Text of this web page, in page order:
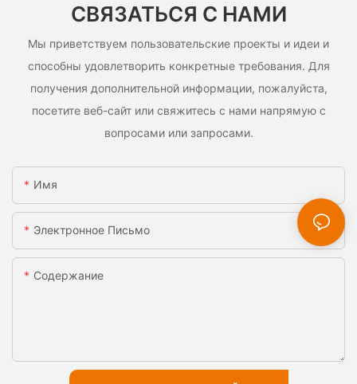
СВЯЗАТЬСЯ С НАМИ
Мы приветствуем пользовательские проекты и идеи и
способны удовлетворить конкретные требования. Для
получения дополнительной информации, пожалуйста,
посетите веб-сайт или свяжитесь с нами напрямую с
вопросами или запросами.
Имя
Электронное Письмо
Содержание